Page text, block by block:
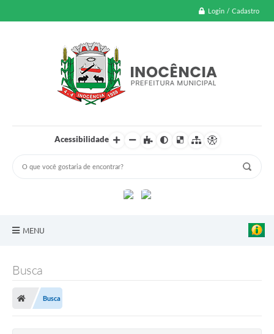
Login / Cadastro
Acessibilidade
MENU
Transparência Pública
Notícias
Busca
Busca